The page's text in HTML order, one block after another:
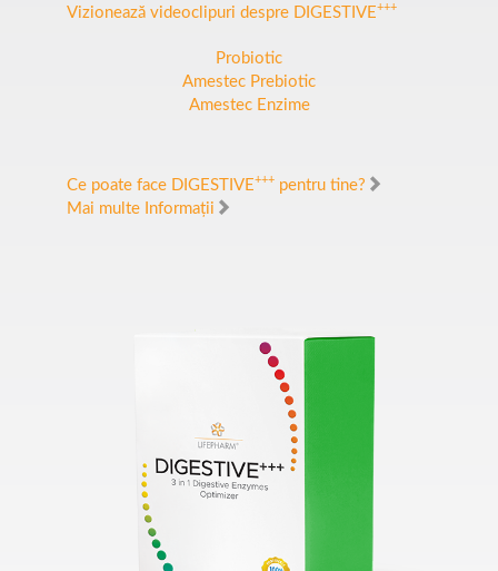
Vizionează videoclipuri despre DIGESTIVE+++
Probiotic
Amestec Prebiotic
Amestec Enzime
Ce poate face DIGESTIVE+++ pentru tine?
Mai multe Informații